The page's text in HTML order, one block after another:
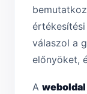
válaszol a
előnyöket,
A